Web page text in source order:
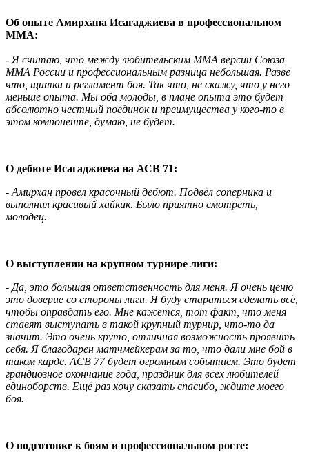
Об опыте Амирхана Исагаджиева в профессиональном
ММА:
- Я считаю, что между любительским ММА версии Союза
ММА России и профессиональным разница небольшая. Разве
что, щитки и регламент боя. Так что, не скажу, что у него
меньше опыта. Мы оба молоды, в плане опыта это будет
абсолютно честный поединок и преимущества у кого-то в
этом компоненте, думаю, не будет.
О дебюте Исагаджиева на АСВ 71:
- Амирхан провел красочный дебют. Подвёл соперника и
выполнил красивый хайкик. Было приятно смотреть,
молодец.
О выступлении на крупном турнире лиги:
- Да, это большая ответственность для меня. Я очень ценю
это доверие со стороны лиги. Я буду стараться сделать всё,
чтобы оправдать его. Мне кажется, тот факт, что меня
ставят выступать в такой крупный турнир, что-то да
значит. Это очень круто, отличная возможность проявить
себя. Я благодарен матчмейкерам за то, что дали мне бой в
таком карде. АСВ 77 будет огромным событием. Это будет
грандиозное окончание года, праздник для всех любителей
единоборств. Ещё раз хочу сказать спасибо, ждите моего
боя.
О подготовке к боям и профессиональном росте: